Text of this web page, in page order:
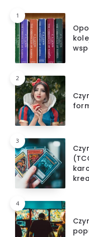
1
2
3
4